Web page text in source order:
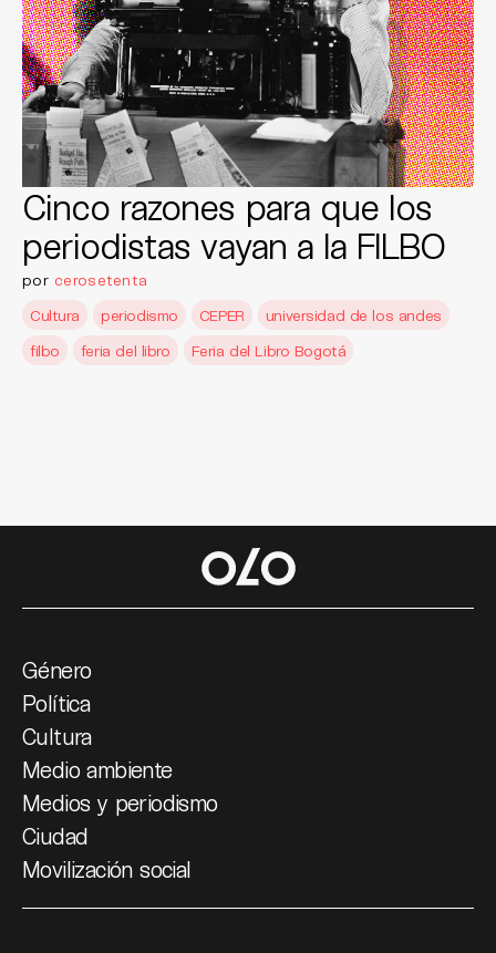
Cinco razones para que los
periodistas vayan a la FILBO
por cerosetenta
Cultura
periodismo CEPER
universidad de los andes
filbo
feria del libro Feria del Libro Bogotá
Género
Política
Cultura
Medio ambiente
Medios y periodismo
Ciudad
Movilización social